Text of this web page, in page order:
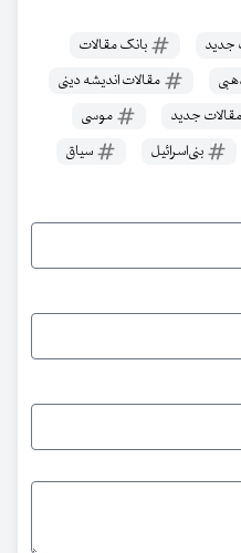
جدید
بانک مقالات
مقالات اندیشه دینی
جدید
موسی
بنی‌اسرائیل سیاق